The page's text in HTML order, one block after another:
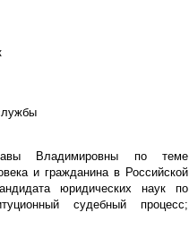
Владимировны по теме
и гражданина в Российской
юридических наук по
судебный процесс;